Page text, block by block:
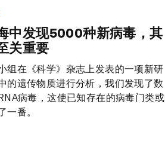
中发现5000种新病毒，其
关重要
组在《科学》杂志上发表的一项新研
的遗传物质进行分析，我们发现了数
病毒，这使已知存在的病毒门类或
一番。